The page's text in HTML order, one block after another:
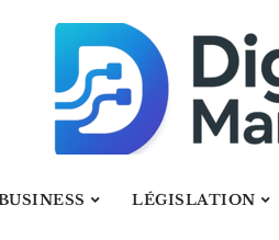
LÉGISLATION